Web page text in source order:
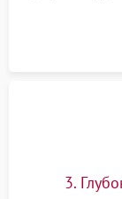
внутренних
Промывка
3.